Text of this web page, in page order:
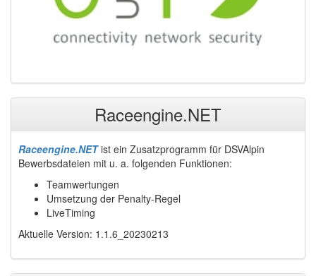
Raceengine.NET
Raceengine.NETist ein Zusatzprogramm für DSVAlpin
Bewerbsdateien mit u. a. folgenden Funktionen:
Teamwertungen
Umsetzung der Penalty-Regel
LiveTiming
Aktuelle Version: 1.1.6_20230213